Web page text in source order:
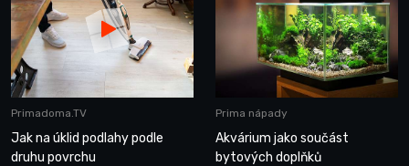
Primadoma.TV
Jak na úklid podlahy podle
druhu povrchu
Prima nápady
Akvárium jako součást
bytových doplňků